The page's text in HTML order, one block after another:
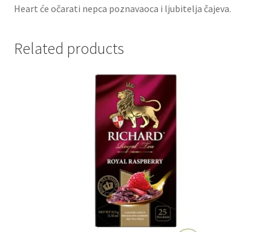
Premium čokolada
Prijava za masterclass
Heart će očarati nepca poznavaoca i ljubitelja čajeva.
Related products